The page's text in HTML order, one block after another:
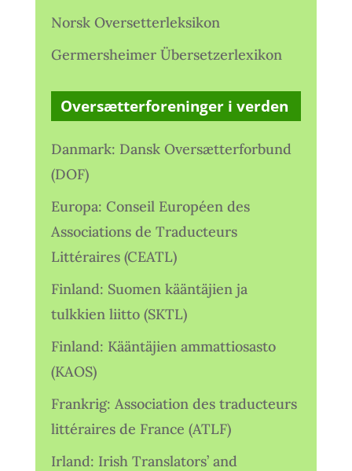
Norsk Oversetterleksikon
Germersheimer Übersetzerlexikon
Oversætterforeninger i verden
Danmark: Dansk Oversætterforbund
(DOF)
Europa: Conseil Européen des
Associations de Traducteurs
Littéraires (CEATL)
Finland: Suomen kääntäjien ja
tulkkien liitto (SKTL)
Finland: Kääntäjien ammattiosasto
(KAOS)
Frankrig: Association des traducteurs
littéraires de France (ATLF)
Irland: Irish Translators’ and